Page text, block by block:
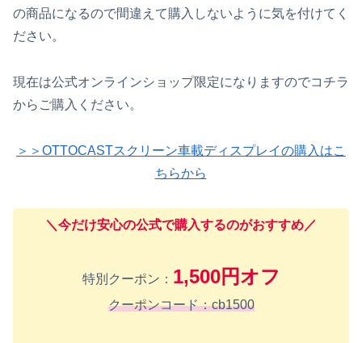
の商品になるので間違えて購入しないように気を付けてく
ださい。
現在は公式オンラインショップ限定になりますのでコチラ
からご購入ください。
＞＞OTTOCASTスクリーン車載ディスプレイの購入はこ
ちらから
＼今だけ安心の公式で購入するのがおすすめ／
特別クーポン： 1,500円オフ
クーポンコード：cb1500